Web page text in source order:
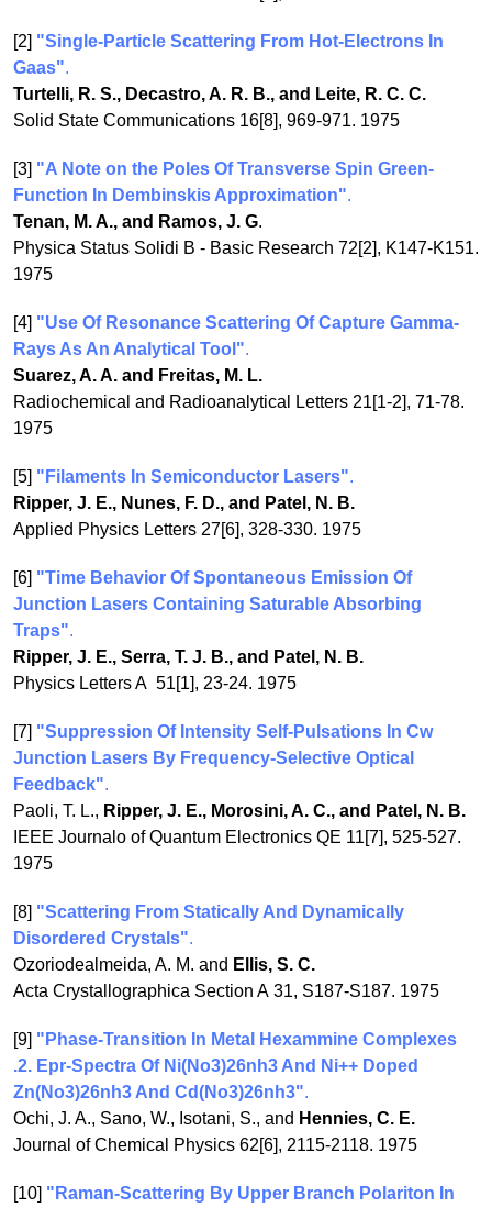
[2] "Single-Particle Scattering From Hot-Electrons In
Gaas".
Turtelli, R. S., Decastro, A. R. B., and Leite, R. C. C.
Solid State Communications 16[8], 969-971. 1975
[3] "A Note on the Poles Of Transverse Spin Green-
Function In Dembinskis Approximation".
Tenan, M. A., and Ramos, J. G.
Physica Status Solidi B - Basic Research 72[2], K147-K151.
1975
[4] "Use Of Resonance Scattering Of Capture Gamma-
Rays As An Analytical Tool".
Suarez, A. A. and Freitas, M. L.
Radiochemical and Radioanalytical Letters 21[1-2], 71-78.
1975
[5] "Filaments In Semiconductor Lasers".
Ripper, J. E., Nunes, F. D., and Patel, N. B.
Applied Physics Letters 27[6], 328-330. 1975
[6] "Time Behavior Of Spontaneous Emission Of
Junction Lasers Containing Saturable Absorbing
Traps".
Ripper, J. E., Serra, T. J. B., and Patel, N. B.
Physics Letters A 51[1], 23-24. 1975
[7] "Suppression Of Intensity Self-Pulsations In Cw
Junction Lasers By Frequency-Selective Optical
Feedback".
Paoli, T. L., Ripper, J. E., Morosini, A. C., and Patel, N. B.
IEEE Journalo of Quantum Electronics QE 11[7], 525-527.
1975
[8] "Scattering From Statically And Dynamically
Disordered Crystals".
Ozoriodealmeida, A. M. and Ellis, S. C.
Acta Crystallographica Section A 31, S187-S187. 1975
[9] "Phase-Transition In Metal Hexammine Complexes
.2. Epr-Spectra Of Ni(No3)26nh3 And Ni++ Doped
Zn(No3)26nh3 And Cd(No3)26nh3".
Ochi, J. A., Sano, W., Isotani, S., and Hennies, C. E.
Journal of Chemical Physics 62[6], 2115-2118. 1975
[10] "Raman-Scattering By Upper Branch Polariton In